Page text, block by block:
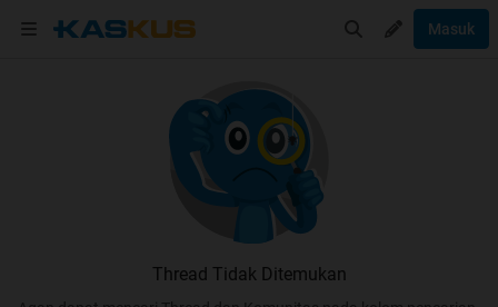
Masuk
Thread Tidak Ditemukan